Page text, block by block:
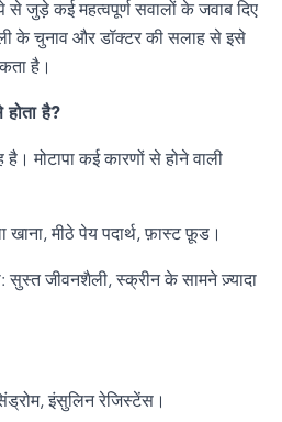
से जुड़े कई महत्वपूर्ण सवालों के जवाब दिए
के चुनाव और डॉक्टर की सलाह से इसे
है।
होता है?
है। मोटापा कई कारणों से होने वाली
खाना,मीठे पेय पदार्थ,फ़ास्ट फ़ूड।
सुस्त जीवनशैली,स्क्रीन के सामने ज़्यादा
,इंसुलिन रेजिस्टेंस।